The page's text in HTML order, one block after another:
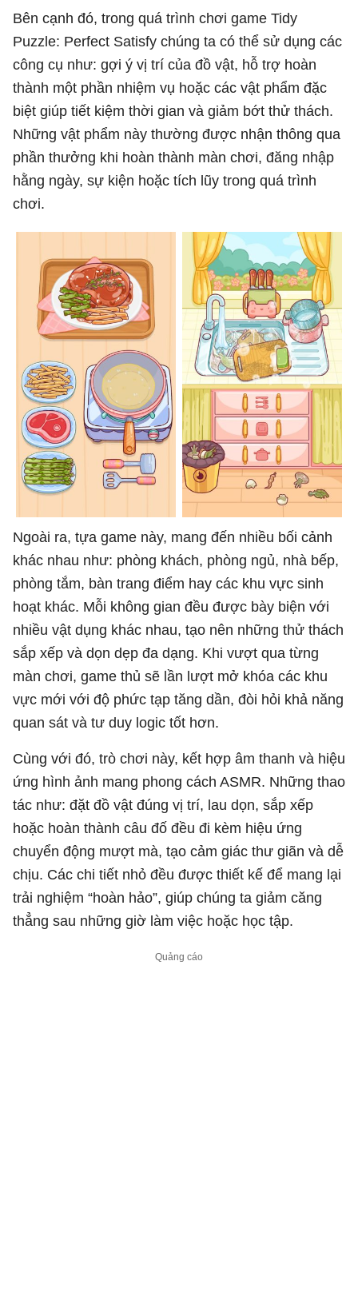
Bên cạnh đó, trong quá trình chơi game Tidy
Puzzle: Perfect Satisfy chúng ta có thể sử dụng các
công cụ như: gợi ý vị trí của đồ vật, hỗ trợ hoàn
thành một phần nhiệm vụ hoặc các vật phẩm đặc
biệt giúp tiết kiệm thời gian và giảm bớt thử thách.
Những vật phẩm này thường được nhận thông qua
phần thưởng khi hoàn thành màn chơi, đăng nhập
hằng ngày, sự kiện hoặc tích lũy trong quá trình
chơi.
Ngoài ra, tựa game này, mang đến nhiều bối cảnh
khác nhau như: phòng khách, phòng ngủ, nhà bếp,
phòng tắm, bàn trang điểm hay các khu vực sinh
hoạt khác. Mỗi không gian đều được bày biện với
nhiều vật dụng khác nhau, tạo nên những thử thách
sắp xếp và dọn dẹp đa dạng. Khi vượt qua từng
màn chơi, game thủ sẽ lần lượt mở khóa các khu
vực mới với độ phức tạp tăng dần, đòi hỏi khả năng
quan sát và tư duy logic tốt hơn.
Cùng với đó, trò chơi này, kết hợp âm thanh và hiệu
ứng hình ảnh mang phong cách ASMR. Những thao
tác như: đặt đồ vật đúng vị trí, lau dọn, sắp xếp
hoặc hoàn thành câu đố đều đi kèm hiệu ứng
chuyển động mượt mà, tạo cảm giác thư giãn và dễ
chịu. Các chi tiết nhỏ đều được thiết kế để mang lại
trải nghiệm “hoàn hảo”, giúp chúng ta giảm căng
thẳng sau những giờ làm việc hoặc học tập.